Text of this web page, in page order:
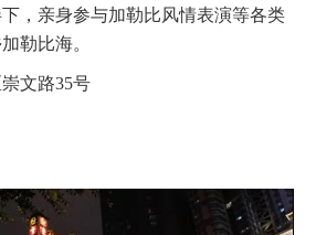
，亲身参与加勒比风情表演等各类
勒比海。
文路35号